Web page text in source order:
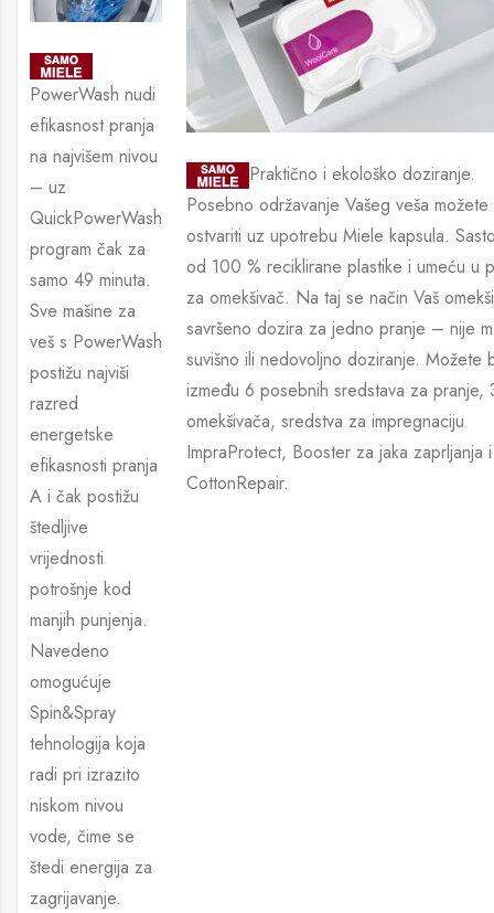
PowerWash nudi
efikasnost pranja
na najvišem nivou
– uz
QuickPowerWash
program čak za
samo 49 minuta.
Sve mašine za
veš s PowerWash
postižu najviši
razred
energetske
efikasnosti pranja
A i čak postižu
štedljive
vrijednosti
potrošnje kod
manjih punjenja.
Navedeno
omogućuje
Spin&Spray
tehnologija koja
radi pri izrazito
niskom nivou
vode, čime se
štedi energija za
zagrijavanje.
Praktično i ekološko doziranje.
Posebno održavanje Vašeg veša možete
ostvariti uz upotrebu Miele kapsula.
od 100 % reciklirane plastike i umeću u
za omekšivač. Na taj se način Vaš
savršeno dozira za jedno pranje – nije
suvišno ili nedovoljno doziranje. Možete
između 6 posebnih sredstava za pranje,
omekšivača, sredstva za impregnaciju
ImpraProtect, Booster za jaka zaprljanja i
CottonRepair.